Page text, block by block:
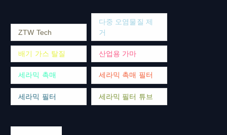
ZTW Tech
다중 오염물질 제
거
배기 가스 탈질 산업용 가마
세라믹 촉매 세라믹 촉매 필터
세라믹 필터 세라믹 필터 튜브